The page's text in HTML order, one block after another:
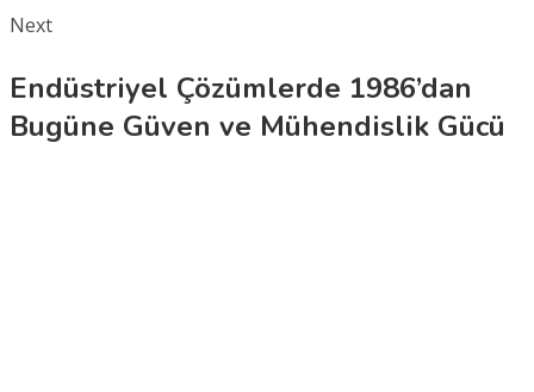
Next
Endüstriyel Çözümlerde 1986’dan
Bugüne Güven ve Mühendislik Gücü